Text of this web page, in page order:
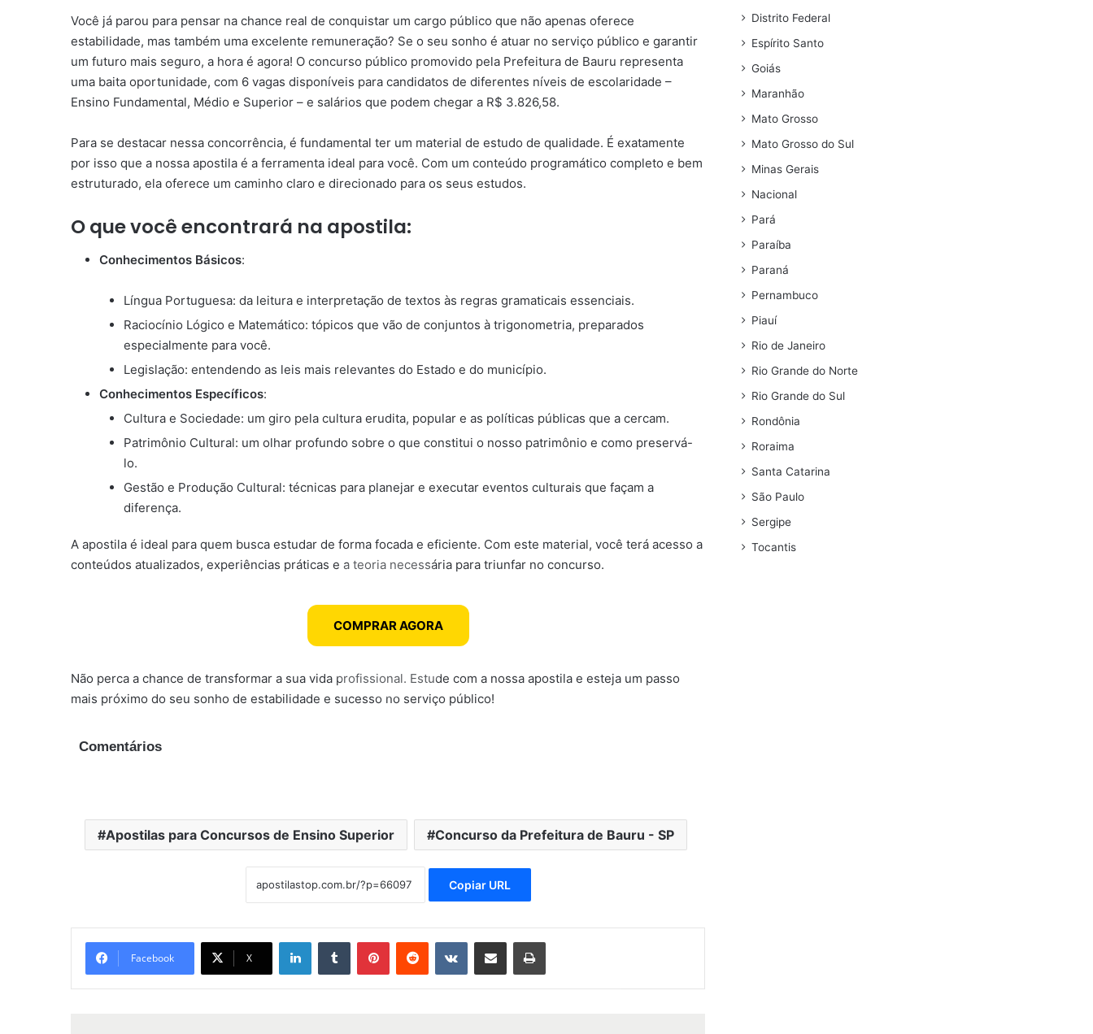
Você já parou para pensar na chance real de conquistar um cargo público que não apenas oferece
estabilidade, mas também uma excelente remuneração? Se o seu sonho é atuar no serviço público e garantir
um futuro mais seguro, a hora é agora! O concurso público promovido pela Prefeitura de Bauru representa
uma baita oportunidade, com 6 vagas disponíveis para candidatos de diferentes níveis de escolaridade –
Ensino Fundamental, Médio e Superior – e salários que podem chegar a R$ 3.826,58.
Para se destacar nessa concorrência, é fundamental ter um material de estudo de qualidade. É exatamente
por isso que a nossa apostila é a ferramenta ideal para você. Com um conteúdo programático completo e bem
estruturado, ela oferece um caminho claro e direcionado para os seus estudos.
O que você encontrará na apostila:
Conhecimentos Básicos:
Língua Portuguesa: da leitura e interpretação de textos às regras gramaticais essenciais.
Raciocínio Lógico e Matemático: tópicos que vão de conjuntos à trigonometria, preparados
especialmente para você.
Legislação: entendendo as leis mais relevantes do Estado e do município.
Conhecimentos Específicos:
Cultura e Sociedade: um giro pela cultura erudita, popular e as políticas públicas que a cercam.
Patrimônio Cultural: um olhar profundo sobre o que constitui o nosso patrimônio e como preservá-
lo.
Gestão e Produção Cultural: técnicas para planejar e executar eventos culturais que façam a
diferença.
A apostila é ideal para quem busca estudar de forma focada e eficiente. Com este material, você terá acesso a
conteúdos atualizados, experiências práticas e a teoria necessária para triunfar no concurso.
COMPRAR AGORA
Não perca a chance de transformar a sua vida profissional. Estude com a nossa apostila e esteja um passo
mais próximo do seu sonho de estabilidade e sucesso no serviço público!
Comentários
Apostilas para Concursos de Ensino Superior Concurso da Prefeitura de Bauru - SP
Copiar URL
Facebook X
LinkedinTumblr PinterestReddit VK Compartilhar via e-mail Imprimir
Distrito Federal
Espírito Santo
Goiás
Maranhão
Mato Grosso
Mato Grosso do Sul
Minas Gerais
Nacional
Pará
Paraíba
Paraná
Pernambuco
Piauí
Rio de Janeiro
Rio Grande do Norte
Rio Grande do Sul
Rondônia
Roraima
Santa Catarina
São Paulo
Sergipe
Tocantis